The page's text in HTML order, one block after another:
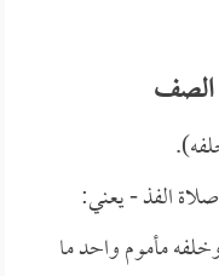
الصف
الفذ - يعني:
مأموم واحد ما